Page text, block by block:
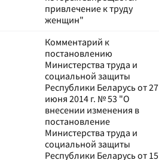
привлечение к труду
женщин"
Комментарий к
постановлению
Министерства труда и
социальной защиты
Республики Беларусь от 27
июня 2014 г. № 53 "О
внесении изменения в
постановление
Министерства труда и
социальной защиты
Республики Беларусь от 15